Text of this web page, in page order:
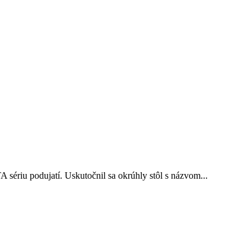
sériu podujatí. Uskutočnil sa okrúhly stôl s názvom...